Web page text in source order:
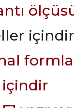
içindir